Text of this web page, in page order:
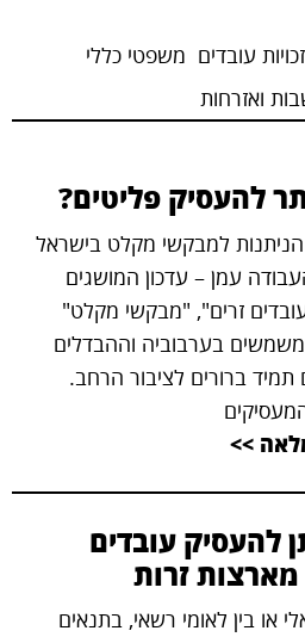
brightness_high
ניגודיות בהירה
קישורים
format_underlined
לקישורים
זכויות עובדים משפטי כללי
ואזרחות
להעסיק פליטים?
הניתנות למבקשי מקלט בישראל
עמן – עדכון המושגים
זרים", "מבקשי מקלט"
בערבוביה וההבדלים
תמיד ברורים לציבור הרחב.
>>
להעסיק עובדים
זרות
או בין לאומי רשאי, בתנאים